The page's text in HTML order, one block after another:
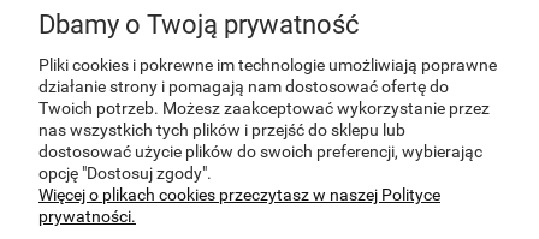
szukasz modnych, a zarazem dobrze dopasowanych
dodatków, to zajrzyj do naszego e-sklepu. Dysponujemy na tyle
szerokim wyborem biżuterii, że z pewnością uda Ci się wybrać
właściwy model.
POMOC
Dbamy o Twoją prywatność
Pliki cookies i pokrewne im technologie umożliwiają poprawne
działanie strony i pomagają nam dostosować ofertę do
Twoich potrzeb. Możesz zaakceptować wykorzystanie przez
nas wszystkich tych plików i przejść do sklepu lub
dostosować użycie plików do swoich preferencji, wybierając
opcję "Dostosuj zgody".
Więcej o plikach cookies przeczytasz w naszej Polityce
prywatności.